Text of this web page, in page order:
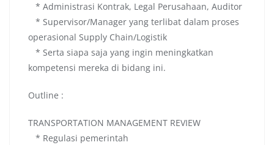
* Administrasi Kontrak, Legal Perusahaan, Auditor
* Supervisor/Manager yang terlibat dalam proses
operasional Supply Chain/Logistik
* Serta siapa saja yang ingin meningkatkan
kompetensi mereka di bidang ini.
Outline :
TRANSPORTATION MANAGEMENT REVIEW
* Regulasi pemerintah